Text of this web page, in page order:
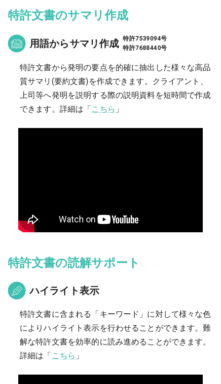
特許文書のサマリ作成
用語からサマリ作成 特許7539094号
特許7688440号
特許文書から発明の要点を的確に抽出した様々な高品
質サマリ(要約文書)を作成できます。クライアント、
上司等へ発明を説明する際の説明資料を短時間で作成
できます。 詳細は「 こちら 」
特許文書の読解サポート
ハイライト表示
特許文書に含まれる「キーワード」に対して様々な色
によりハイライト表⽰を行わせることができます。難
解な特許文書を効率的に読み進めることができます。
詳細は「 こちら 」